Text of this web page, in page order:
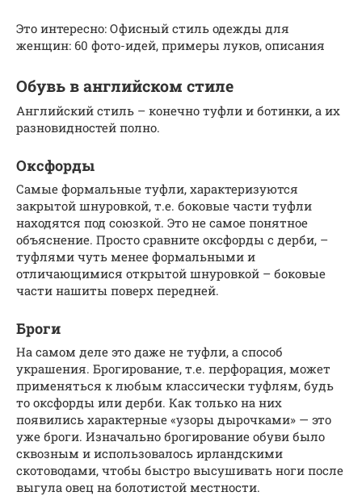
Это интересно: Офисный стиль одежды для
женщин: 60 фото-идей, примеры луков, описания
Обувь в английском стиле
Английский стиль – конечно туфли и ботинки, а их
разновидностей полно.
Оксфорды
Самые формальные туфли, характеризуются
закрытой шнуровкой, т.е. боковые части туфли
находятся под союзкой. Это не самое понятное
объяснение. Просто сравните оксфорды с дерби, –
туфлями чуть менее формальными и
отличающимися открытой шнуровкой – боковые
части нашиты поверх передней.
Броги
На самом деле это даже не туфли, а способ
украшения. Брогирование, т.е. перфорация, может
применяться к любым классически туфлям, будь
то оксфорды или дерби. Как только на них
появились характерные «узоры дырочками» — это
уже броги. Изначально брогирование обуви было
сквозным и использовалось ирландскими
скотоводами, чтобы быстро высушивать ноги после
выгула овец на болотистой местности.